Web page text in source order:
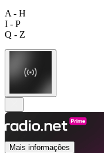
A - H
I - P
Q - Z
Mais informações